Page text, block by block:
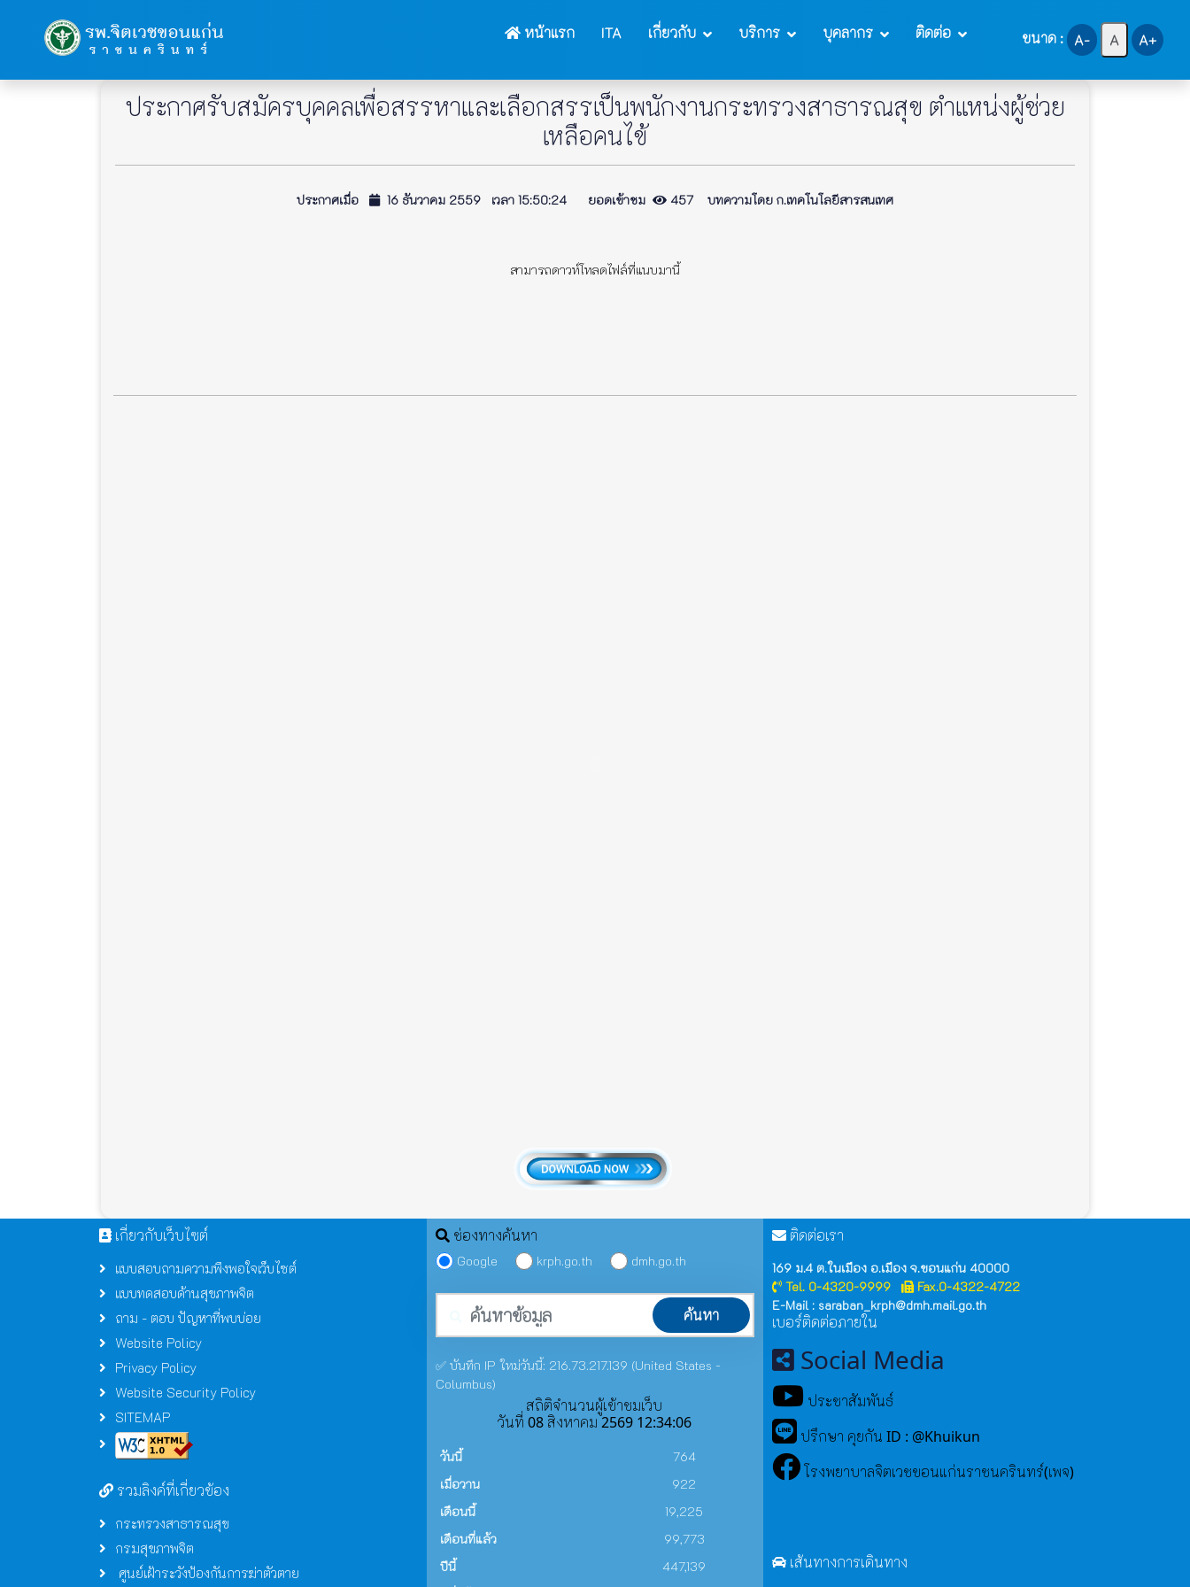
หน้าแรก ITA เกี่ยวกับ บริการ บุคลากร ติดต่อ ขนาด : A- A A+
ประกาศรับสมัครบุคคลเพื่อสรรหาและเลือกสรรเป็นพนักงานกระทรวงสาธารณสุข ตำแหน่งผู้ช่วย
เหลือคนไข้
ประกาศเมื่อ 16 ธันวาคม 2559 เวลา 15:50:24 ยอดเข้าชม 457 บทความโดย ก.เทคโนโลยีสารสนเทศ
สามารถดาวห์โหลดไฟล์ที่แนบมานี้
เกี่ยวกับเว็บไซต์
แบบสอบถามความพึงพอใจเว็บไซต์
แบบทดสอบด้านสุขภาพจิต
ถาม - ตอบ ปัญหาที่พบบ่อย
Website Policy
Privacy Policy
Website Security Policy
SITEMAP
รวมลิงค์ที่เกี่ยวข้อง
กระทรวงสาธารณสุข
กรมสุขภาพจิต
ศูนย์เฝ้าระวังป้องกันการฆ่าตัวตาย
ช่องทางค้นหา
Google krph.go.th dmh.go.th
ค้นหา
✅ บันทึก IP ใหม่วันนี้: 216.73.217.139 (United States -
Columbus)
สถิติจำนวนผู้เข้าชมเว็บ
วันที่ 08 สิงหาคม 2569 12:34:06
วันนี้
764
เมื่อวาน
922
เดือนนี้
19,225
เดือนที่แล้ว
99,773
ปีนี้
447,139
ติดต่อเรา
169 ม.4 ต.ในเมือง อ.เมือง จ.ขอนแก่น 40000
Tel. 0-4320-9999
Fax.0-4322-4722
E-Mail : saraban_krph@dmh.mail.go.th
เบอร์ติดต่อภายใน
Social Media
ประชาสัมพันธ์
ปรึกษา คุยกัน ID : @Khuikun
โรงพยาบาลจิตเวชขอนแก่นราชนครินทร์(เพจ)
เส้นทางการเดินทาง